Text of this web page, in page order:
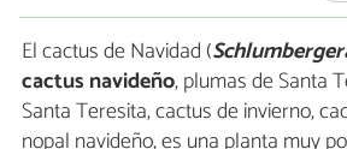
El cactus de Navidad (
cactus navideño, plumas de Santa
Santa Teresita, cactus de invierno,